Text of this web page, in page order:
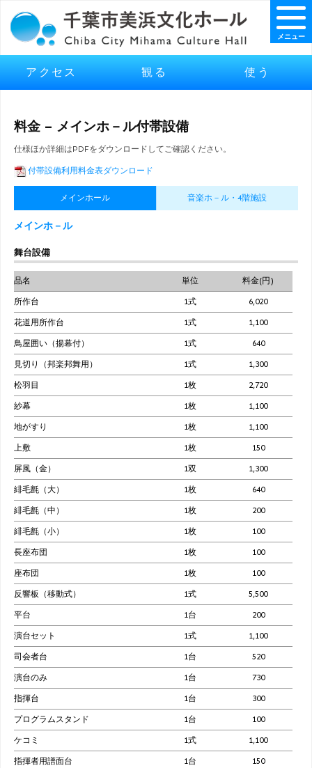
アクセス 観る 使う
メニュー
料金 – メインホ－ル付帯設備
仕様ほか詳細はPDFをダウンロードしてご確認ください。
付帯設備利用料金表ダウンロード
メインホール 音楽ホ－ル・4階施設
メインホ－ル
舞台設備
品名 単位 料金(円)
所作台 1式 6,020
花道用所作台 1式 1,100
鳥屋囲い（揚幕付） 1式 640
見切り（邦楽邦舞用） 1式 1,300
松羽目 1枚 2,720
紗幕 1枚 1,100
地がすり 1枚 1,100
上敷 1枚 150
屏風（金） 1双 1,300
緋毛氈（大） 1枚 640
緋毛氈（中） 1枚 200
緋毛氈（小） 1枚 100
長座布団 1枚 100
座布団 1枚 100
反響板（移動式） 1式 5,500
平台 1台 200
演台セット 1式 1,100
司会者台 1台 520
演台のみ 1台 730
指揮台 1台 300
プログラムスタンド 1台 100
ケコミ 1式 1,100
指揮者用譜面台 1台 150